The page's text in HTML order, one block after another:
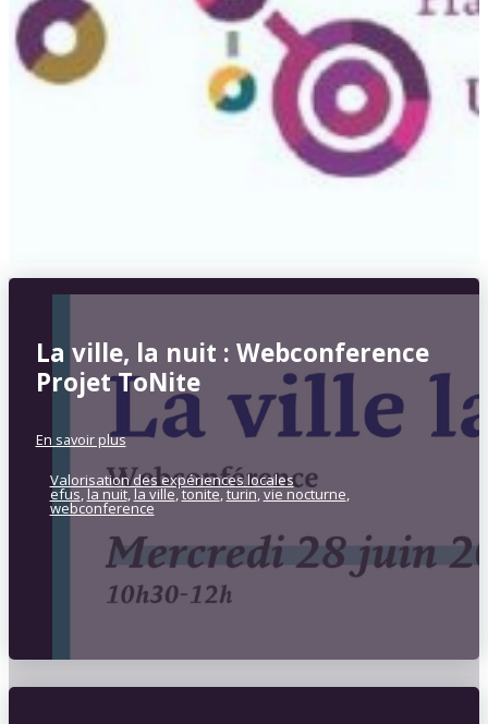
La ville, la nuit : Webconference
Projet ToNite
En savoir plus
Valorisation des expériences locales
efus,la nuit,la ville,tonite,turin,vie nocturne,
webconference